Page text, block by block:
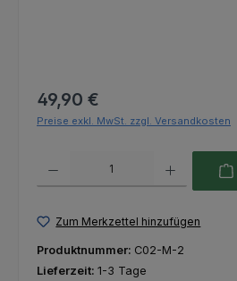
Regulärer Preis:
49,90 €
Preise exkl. MwSt. zzgl. Versandkosten
Zum Merkzettel hinzufügen
Produktnummer: C02-M-2
Lieferzeit: 1-3 Tage